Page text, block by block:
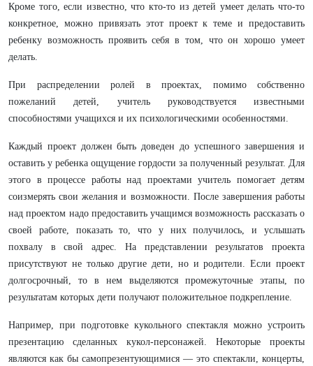
Кроме того, если известно, что кто-то из детей умеет делать что-то
конкретное, можно привязать этот проект к теме и предоставить
ребенку возможность проявить себя в том, что он хорошо умеет
делать.
При распределении ролей в проектах, помимо собственно
пожеланий детей, учитель руководствуется известными
способностями учащихся и их психологическими особенностями.
Каждый проект должен быть доведен до успешного завершения и
оставить у ребенка ощущение гордости за полученный результат. Для
этого в процессе работы над проектами учитель помогает детям
соизмерять свои желания и возможности. После завершения работы
над проектом надо предоставить учащимся возможность рассказать о
своей работе, показать то, что у них получилось, и услышать
похвалу в свой адрес. На представлении результатов проекта
присутствуют не только другие дети, но и родители. Если проект
долгосрочный, то в нем выделяются промежуточные этапы, по
результатам которых дети получают положительное подкрепление.
Например, при подготовке кукольного спектакля можно устроить
презентацию сделанных кукол-персонажей. Некоторые проекты
являются как бы самопрезентующимися — это спектакли, концерты,